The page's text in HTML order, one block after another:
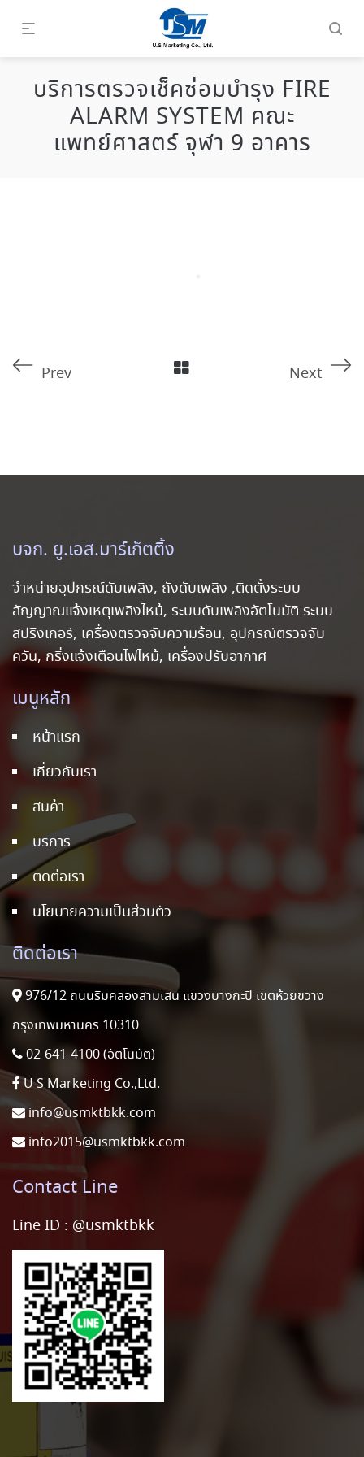
บริการตรวจเช็คซ่อมบำรุง FIRE
ALARM SYSTEM คณะ
แพทย์ศาสตร์ จุฬา 9 อาคาร
Prev Next
บจก. ยู.เอส.มาร์เก็ตติ้ง
จำหน่ายอุปกรณ์ดับเพลิง, ถังดับเพลิง ,ติดตั้งระบบ
สัญญาณแจ้งเหตุเพลิงไหม้, ระบบดับเพลิงอัตโนมัติ ระบบ
สปริงเกอร์, เครื่องตรวจจับความร้อน, อุปกรณ์ตรวจจับ
ควัน, กริ่งแจ้งเตือนไฟไหม้, เครื่องปรับอากาศ
เมนูหลัก
หน้าแรก
เกี่ยวกับเรา
สินค้า
บริการ
ติดต่อเรา
นโยบายความเป็นส่วนตัว
ติดต่อเรา
976/12 ถนนริมคลองสามเสน แขวงบางกะปิ เขตห้วยขวาง
กรุงเทพมหานคร 10310
02-641-4100 (อัตโนมัติ)
U S Marketing Co.,Ltd.
info@usmktbkk.com
info2015@usmktbkk.com
Contact Line
Line ID : @usmktbkk